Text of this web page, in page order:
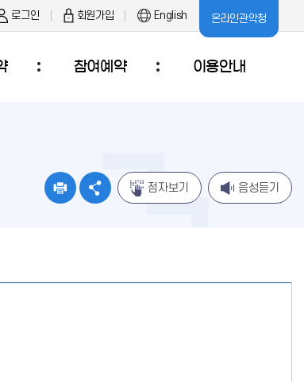
로그인 회원가입 English 온라인관악청
참여예약 이용안내
점자보기 음성듣기